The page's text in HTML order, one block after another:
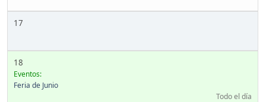
17
18
Eventos:
Feria de Junio
Todo el día